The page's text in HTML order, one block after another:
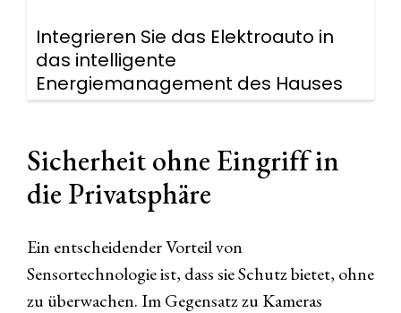
Integrieren Sie das Elektroauto in
das intelligente
Energiemanagement des Hauses
Sicherheit ohne Eingriff in
die Privatsphäre
Ein entscheidender Vorteil von
Sensortechnologie ist, dass sie Schutz bietet, ohne
zu überwachen. Im Gegensatz zu Kameras